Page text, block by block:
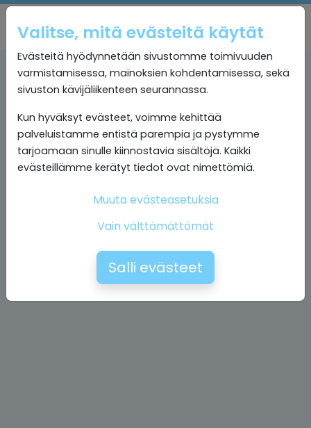
Valitse, mitä evästeitä käytät
Evästeitä hyödynnetään sivustomme toimivuuden
varmistamisessa, mainoksien kohdentamisessa, sekä
sivuston kävijäliikenteen seurannassa.
Kun hyväksyt evästeet, voimme kehittää
palveluistamme entistä parempia ja pystymme
tarjoamaan sinulle kiinnostavia sisältöjä. Kaikki
evästeillämme kerätyt tiedot ovat nimettömiä.
Muuta evästeasetuksia
Vain välttämättömät
Salli evästeet